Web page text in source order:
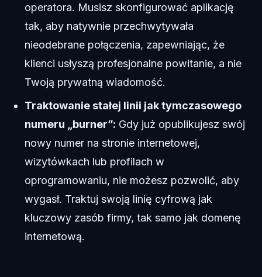
operatora. Musisz skonfigurować aplikację
tak, aby natywnie przechwytywała
nieodebrane połączenia, zapewniając, że
klienci usłyszą profesjonalne powitanie, a nie
Twoją prywatną wiadomość.
Traktowanie stałej linii jak tymczasowego
numeru „burner”: Gdy już opublikujesz swój
nowy numer na stronie internetowej,
wizytówkach lub profilach w
oprogramowaniu, nie możesz pozwolić, aby
wygasł. Traktuj swoją linię cyfrową jak
kluczowy zasób firmy, tak samo jak domenę
internetową.